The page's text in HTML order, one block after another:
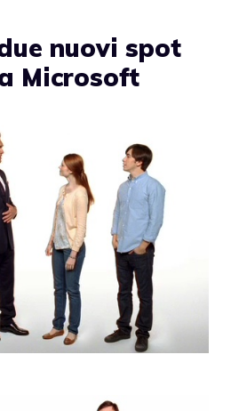
nuovi spot
Microsoft